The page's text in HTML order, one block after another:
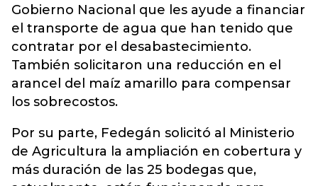
Gobierno Nacional que les ayude a financiar
el transporte de agua que han tenido que
contratar por el desabastecimiento.
También solicitaron una reducción en el
arancel del maíz amarillo para compensar
los sobrecostos.
Por su parte, Fedegán solicitó al Ministerio
de Agricultura la ampliación en cobertura y
más duración de las 25 bodegas que,